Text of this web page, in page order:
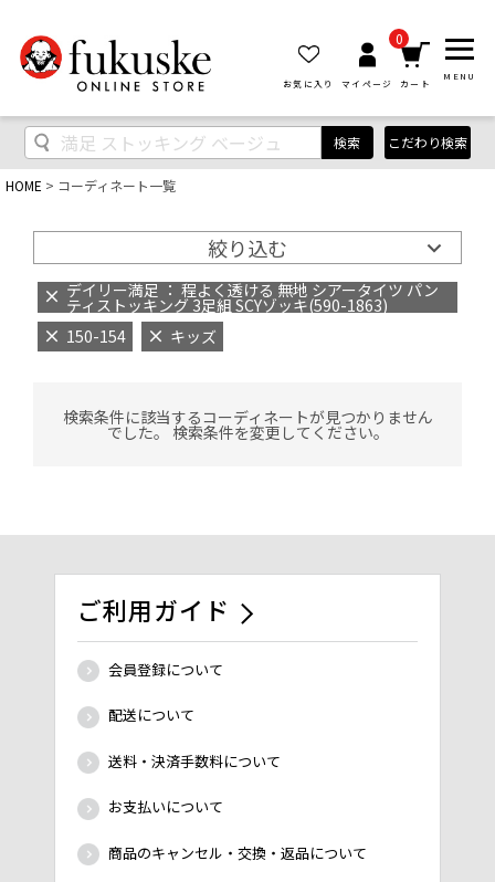
お気に入り マイページ
0
カート
MENU
検索 こだわり検索
HOME コーディネート一覧
絞り込む
デイリー満足 ： 程よく透ける 無地 シアータイツ パン
ティストッキング 3足組 SCYゾッキ(590-1863)
150-154
キッズ
検索条件に該当するコーディネートが見つかりません
でした。 検索条件を変更してください。
ご利用ガイド
会員登録について
配送について
送料・決済手数料について
お支払いについて
商品のキャンセル・交換・返品について